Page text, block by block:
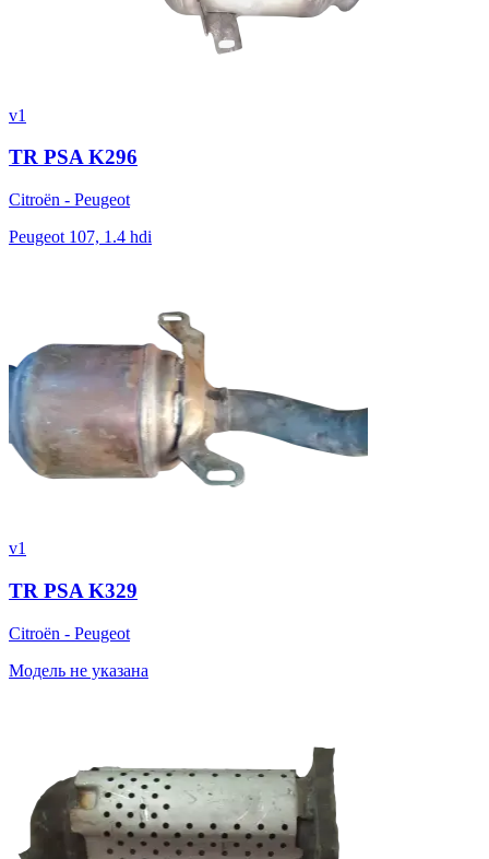
v1
TR PSA K296
Citroën - Peugeot
Peugeot 107, 1.4 hdi
v1
TR PSA K329
Citroën - Peugeot
Модель не указана